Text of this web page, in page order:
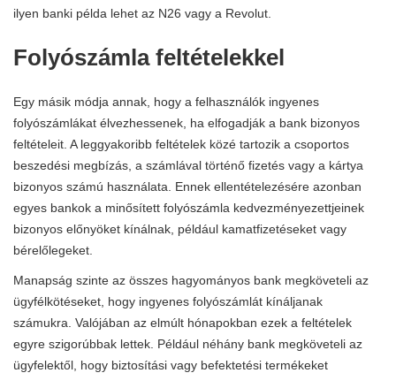
ilyen banki példa lehet az N26 vagy a Revolut.
Folyószámla feltételekkel
Egy másik módja annak, hogy a felhasználók ingyenes
folyószámlákat élvezhessenek, ha elfogadják a bank bizonyos
feltételeit. A leggyakoribb feltételek közé tartozik a csoportos
beszedési megbízás, a számlával történő fizetés vagy a kártya
bizonyos számú használata. Ennek ellentételezésére azonban
egyes bankok a minősített folyószámla kedvezményezettjeinek
bizonyos előnyöket kínálnak, például kamatfizetéseket vagy
bérelőlegeket.
Manapság szinte az összes hagyományos bank megköveteli az
ügyfélkötéseket, hogy ingyenes folyószámlát kínáljanak
számukra. Valójában az elmúlt hónapokban ezek a feltételek
egyre szigorúbbak lettek. Például néhány bank megköveteli az
ügyfelektől, hogy biztosítási vagy befektetési termékeket